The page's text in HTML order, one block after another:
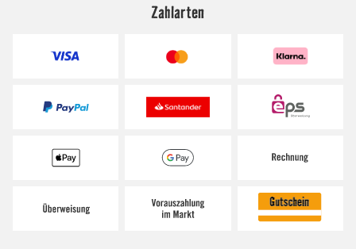
Zahlarten